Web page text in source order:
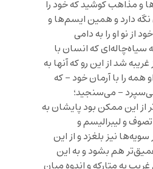
و مذاهب کوشید که خود را
نگه دارد و همین ایسم‌ها و
نو او را به دامی
سیاه‌چاله‌ای که انسان با
شد از این رو که آنها به
همه را با آرمان خود – که
– می‌سنجید؛
از این ممکن بود پایشان به
و لیبرالیسم و
نیز بلغزد و از این
هم بشود و به این
به متارکه و اندوه میان